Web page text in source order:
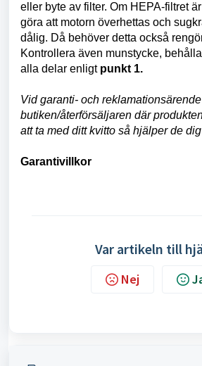
eller byte av filter. Om HEPA-filtret
göra att motorn överhettas och
dålig. Då behöver detta också
Kontrollera även munstycke,
alla delar enligt punkt 1.
Vid garanti- och
butiken/återförsäljaren där
att ta med ditt kvitto så hjälper de
Garantivillkor
Var artikeln till
Nej